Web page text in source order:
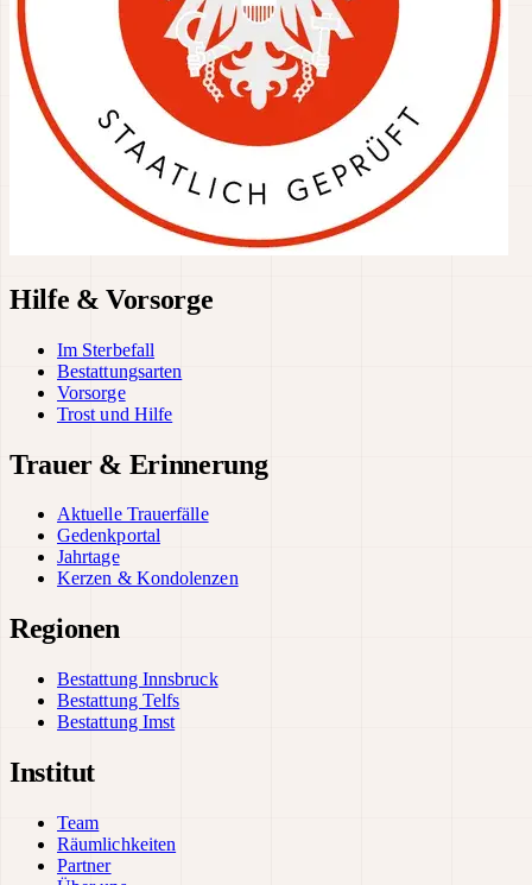
Hilfe & Vorsorge
Im Sterbefall
Bestattungsarten
Vorsorge
Trost und Hilfe
Trauer & Erinnerung
Aktuelle Trauerfälle
Gedenkportal
Jahrtage
Kerzen & Kondolenzen
Regionen
Bestattung Innsbruck
Bestattung Telfs
Bestattung Imst
Institut
Team
Räumlichkeiten
Partner